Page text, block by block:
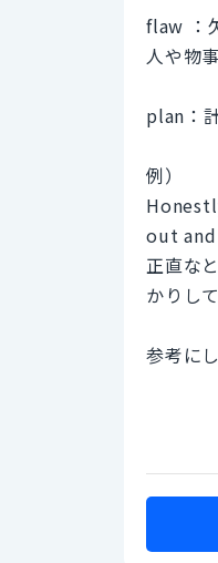
flaw ：
人や物
plan：
例）
out
正直な
かりし
参考に